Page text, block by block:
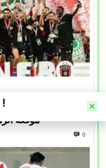
التتويج بالكأس..
موقعة
0
اشترك في نشرتنا الإخبارية !